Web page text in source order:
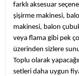
farklı aksesuar
şişirme makinesi,
makinesi, balon
veya flama gibi pek
üzerinden sizlere
Toplu olarak
setleri daha uygun